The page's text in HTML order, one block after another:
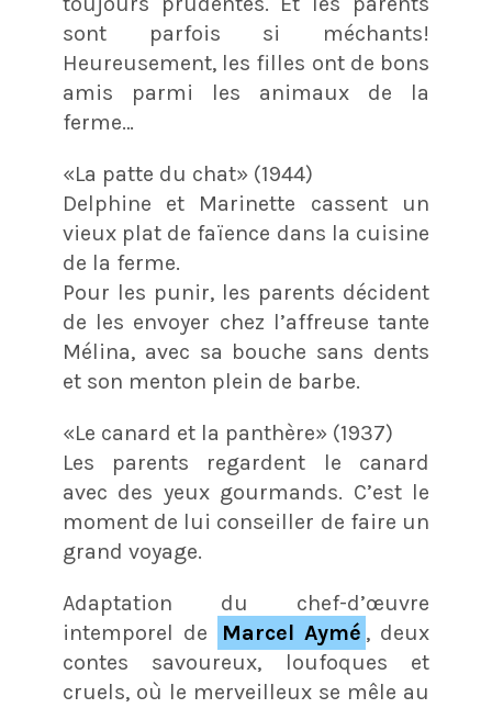
sont parfois si méchants!
Heureusement, les filles ont de bons
amis parmi les animaux de la
ferme…
«La patte du chat» (1944)
Delphine et Marinette cassent un
vieux plat de faïence dans la cuisine
de la ferme.
Pour les punir, les parents décident
de les envoyer chez l’affreuse tante
Mélina, avec sa bouche sans dents
et son menton plein de barbe.
«Le canard et la panthère» (1937)
Les parents regardent le canard
avec des yeux gourmands. C’est le
moment de lui conseiller de faire un
grand voyage.
Adaptation du chef-d’œuvre
intemporel de
Marcel Aymé , deux
contes savoureux, loufoques et
cruels, où le merveilleux se mêle au